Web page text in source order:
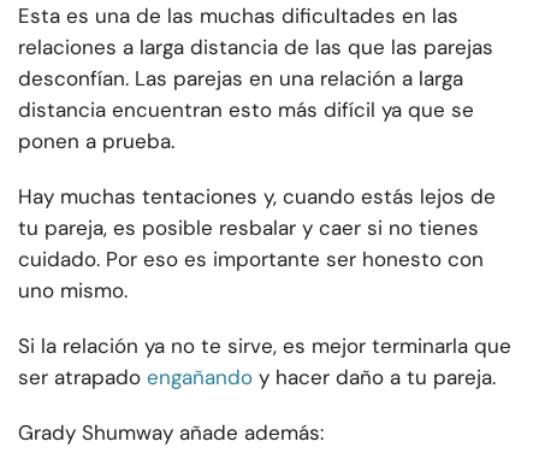
Esta es una de las muchas dificultades en las
relaciones a larga distancia de las que las parejas
desconfían. Las parejas en una relación a larga
distancia encuentran esto más difícil ya que se
ponen a prueba.
Hay muchas tentaciones y, cuando estás lejos de
tu pareja, es posible resbalar y caer si no tienes
cuidado. Por eso es importante ser honesto con
uno mismo.
Si la relación ya no te sirve, es mejor terminarla que
ser atrapado engañando y hacer daño a tu pareja.
Grady Shumway añade además: